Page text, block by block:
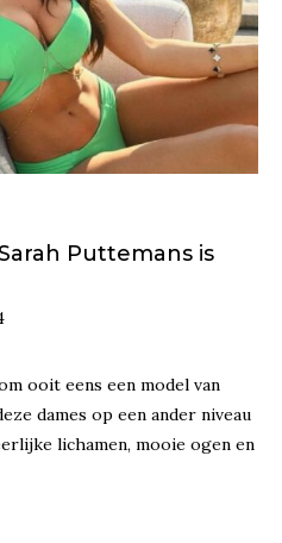
Puttemans is
ooit eens een model van
dames op een ander niveau
lichamen, mooie ogen en